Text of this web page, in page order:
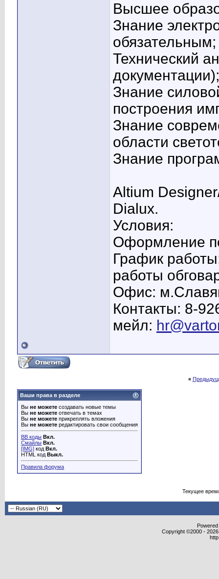
Высшее
Знание
обязательным;
Технический
документации);
Знание
построения
Знание
области
Знание
Altium
Dialux.
Условия:
Оформление
График
работы
Офис:
Контакты: 8-
мейл:
«
Ваши права в разделе
Вы не можете создавать новые темы
Вы не можете отвечать в темах
Вы не можете прикреплять вложения
Вы не можете редактировать свои сообщения
BB коды Вкл.
Смайлы Вкл.
[IMG] код Вкл.
HTML код Выкл.
Правила форума
Текущее
Copyright ©2000 -